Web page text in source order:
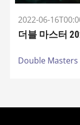
2022-06-
더블 마스터
Double Masters